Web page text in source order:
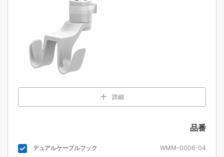
詳細
品番
デュアルケーブルフック WMM-0006-04